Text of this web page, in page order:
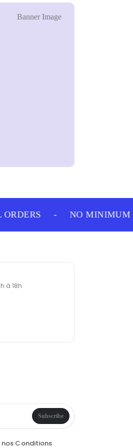
NO MINIMUM
à 18h
Subscribe
Conditions